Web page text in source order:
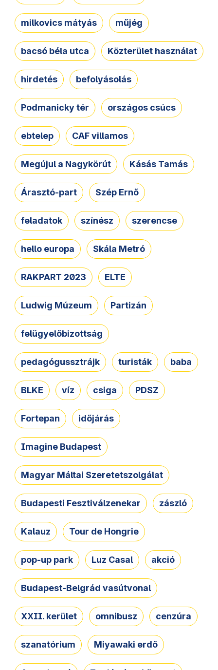
milkovics mátyás műjég
bacsó béla utca Közterület használat
hirdetés befolyásolás
Podmanicky tér országos csúcs
ebtelep CAF villamos
Megújul a Nagykörút Kásás Tamás
Árasztó-part Szép Ernő
feladatok színész szerencse
hello europa Skála Metró
RAKPART 2023 ELTE
Ludwig Múzeum Partizán
felügyelőbizottság
pedagógussztrájk turisták baba
BLKE víz csiga PDSZ
Fortepan időjárás
Imagine Budapest
Magyar Máltai Szeretetszolgálat
Budapesti Fesztiválzenekar zászló
Kalauz Tour de Hongrie
pop-up park Luz Casal akció
Budapest-Belgrád vasútvonal
XXII. kerület omnibusz cenzúra
szanatórium Miyawaki erdő